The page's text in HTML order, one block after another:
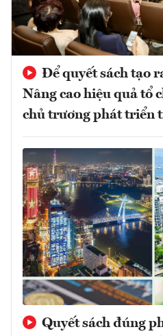
Để quyết sách tạo
Nâng cao hiệu quả tổ
chủ trương phát triển
Quyết sách đúng